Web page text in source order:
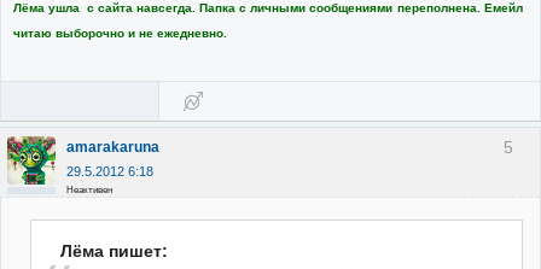
Лёма ушла с сайта навсегда. Папка с личными сообщениями переполнена. Емейл
читаю выборочно и не ежедневно.
5
amarakaruna
29.5.2012 6:18
Неактивен
Лёма пишет: